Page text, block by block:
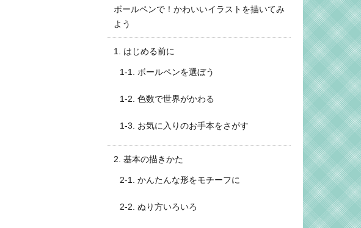
ボールペンで！かわいいイラストを描いてみ
よう
1. はじめる前に
1-1. ボールペンを選ぼう
1-2. 色数で世界がかわる
1-3. お気に入りのお手本をさがす
2. 基本の描きかた
2-1. かんたんな形をモチーフに
2-2. ぬり方いろいろ